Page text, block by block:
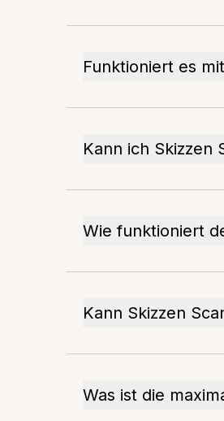
Funktioniert es
Kann ich Skizzen
Wie funktioniert
Kann Skizzen
Was ist die